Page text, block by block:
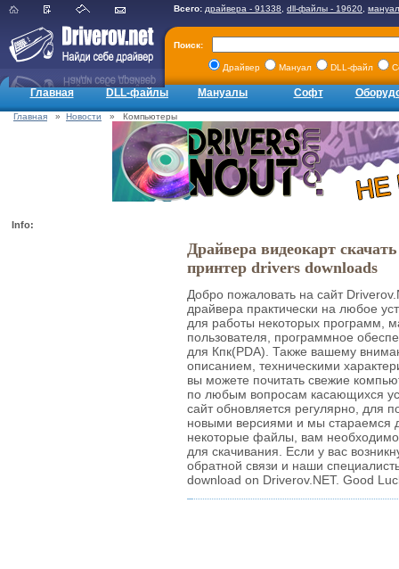
Всего: драйвера - 91338 dll-файлы - 19620
Поиск:
Драйвер Мануал DLL-файл
Главная DLL-файлы Мануалы Софт
Главная » Новости » Компьютеры
Info:
Драйвера видеокарт
принтер drivers downloads
Добро пожаловать на сайт
драйвера практически на любое
для работы некоторых программ,
пользователя, программное
для Кпк(PDA). Также вашему
описанием, техническими
вы можете почитать свежие
по любым вопросам касающихся
сайт обновляется регулярно, для
новыми версиями и мы стараемся
некоторые файлы, вам необходимо
для скачивания. Если у вас
обратной связи и наши
download on Driverov.NET. Good